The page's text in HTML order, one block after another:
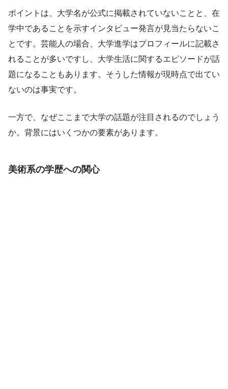
ポイントは、大学名が公式に掲載されていないことと、在
学中であることを示すインタビュー発言が見当たらないこ
とです。芸能人の場合、大学進学はプロフィールに記載さ
れることが多いですし、大学生活に関するエピソードが話
題になることもあります。そうした情報が現時点で出てい
ないのは事実です。
一方で、なぜここまで大学の話題が注目されるのでしょう
か。背景にはいくつかの要素があります。
美術系の学歴への関心